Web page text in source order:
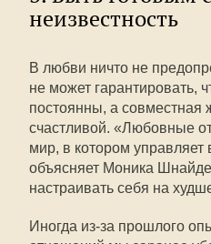
неизвестность
В любви ничто не
не может гарантировать,
постоянны, а совместная
счастливой. «Любовные
мир, в котором
объясняет Моника
настраивать себя на
Иногда из-за прошлого